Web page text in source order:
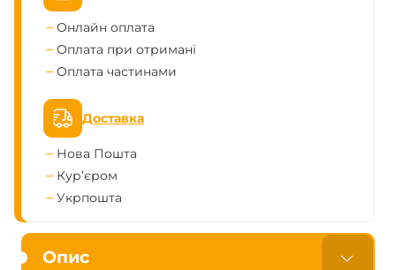
Онлайн оплата
Оплата при отримані
Оплата частинами
Доставка
Нова Пошта
Кур’єром
Укрпошта
Опис